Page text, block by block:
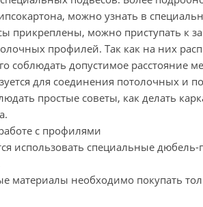
можно узнать в
прикреплены, можно приступать к
профилей. Так как на них
соблюдать допустимое
для соединения потолочных и
простые советы, как делать
с профилями
использовать специальные
материалы необходимо покупать